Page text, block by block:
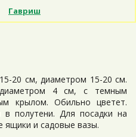
Гавриш
20 см, диаметром 15-20 см.
4 см, с темным
крылом. Обильно цветет.
полутени. Для посадки на
ящики и садовые вазы.